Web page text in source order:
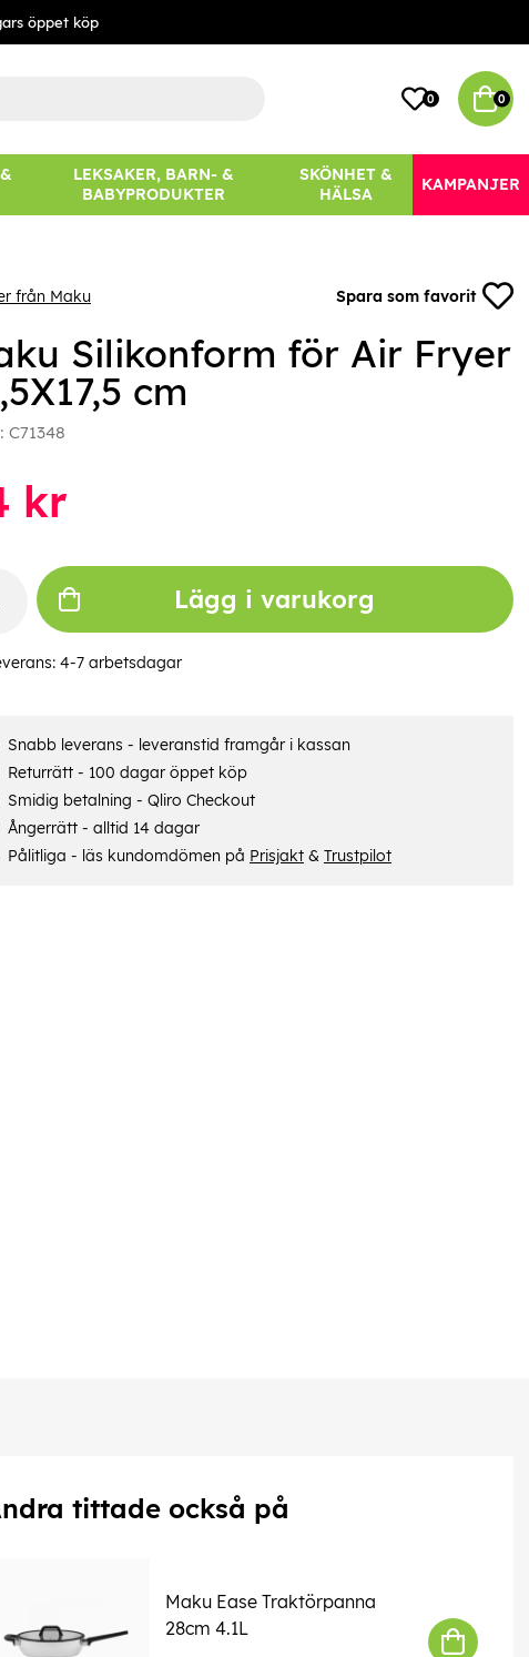
öppet köp
0 0
LEKSAKER, BARN- &
BABYPRODUKTER
SKÖNHET &
HÄLSA
KAMPANJER
från Maku Spara som favorit
Silikonform för Air Fryer
cm
C71348
kr
Lägg i varukorg
4-7 arbetsdagar
Snabb leverans - leveranstid framgår i kassan
Returrätt - 100 dagar öppet köp
Smidig betalning - Qliro Checkout
Ångerrätt - alltid 14 dagar
Pålitliga - läs kundomdömen på Prisjakt& Trustpilot
tittade också på
Maku Ease Traktörpanna
28cm 4.1L